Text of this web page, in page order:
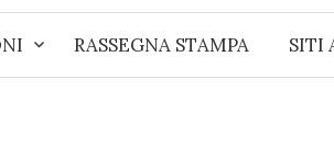
RASSEGNA STAMPA SITI